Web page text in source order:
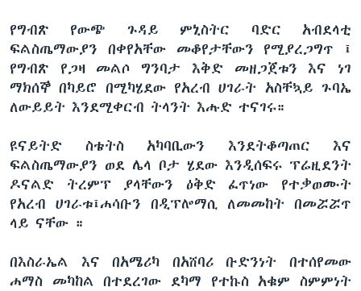
የግብጽ የውጭ ጉዳይ ምኒስትር ባድር አብደላቲ
ፍልስጤማውያን በቀየአቸው መቆየታቸውን የሚያረጋግጥ ፤
የግብጽ የጋዛ መልሶ ግንባታ እቅድ መዘጋጀቱን እና ነገ
ማክሰኞ በካይሮ በሚካሄደው የአረብ ሀገራት አስቸኳይ ጉባኤ
ለውይይት እንደሚቀርብ ትላንት እሑድ ተናገሩ።
ዩናይትድ ስቴትስ አካባቢውን እንደትቆጣጠር እና
ፍልስጤማውያን ወደ ሌላ ቦታ ሄደው እንዲሰፍሩ ፕሬዚደንት
ዶናልድ ትረምፕ ያላቸውን ዕቅድ ፈጥነው የተቃወሙት
የአረብ ሀገራቱ፤ሐሳቡን በዲፕሎማሲ ለመመከት በመሯሯጥ
ላይ ናቸው ።
በእስራኤል እና በአሜሪካ በአሸባሪ ቡድንነት በተሰየመው
ሐማስ መካከል በተደረገው ደካማ የተኩስ አቁም ስምምነት